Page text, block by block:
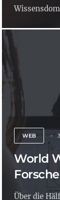
WEB
World
Über die